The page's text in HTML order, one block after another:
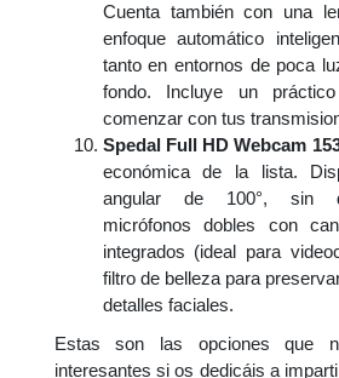
Cuenta también con una
enfoque automático
tanto en entornos de poca
fondo. Incluye un
comenzar con tus
Spedal Full HD Webcam
económica de la lista.
angular de 100°, sin
micrófonos dobles con
integrados (ideal para
filtro de belleza para
detalles faciales.
Estas son las opciones que
interesantes si os dedicáis a